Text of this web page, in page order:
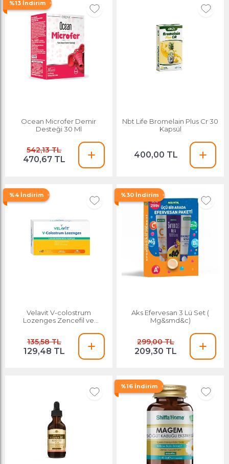
%13 İndirim
Ocean Microfer Demir
Desteği 30 Ml
542,13 TL
470,67 TL
Nbt Life Bromelain Plus Cr 30
Kapsül
400,00 TL
%4 İndirim
Velavit V-colostrum
Lozenges Zencefil ve
135,58 TL
129,48 TL
%30 İndirim
Aks Efervesan 3 Lü Set (
Mg&smd&c)
299,00 TL
209,30 TL
%16 İndirim